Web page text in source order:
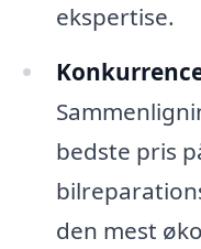
ekspertise.
bedste pris
den mest